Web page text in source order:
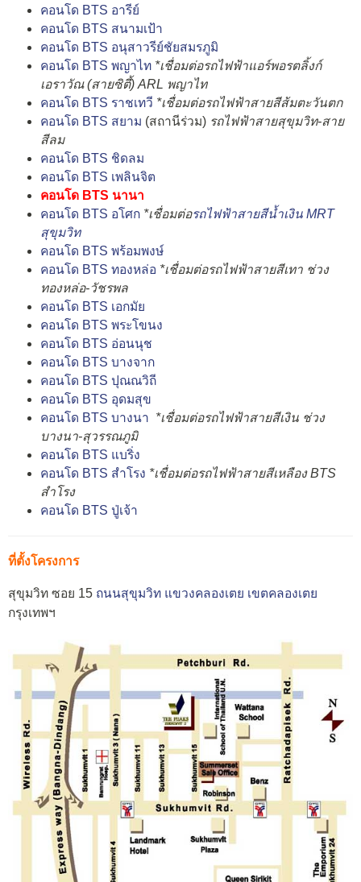
คอนโด BTS อารีย์
คอนโด BTS สนามเป้า
คอนโด BTS อนุสาวรีย์ชัยสมรภูมิ
คอนโด BTS พญาไท *เชื่อมต่อรถไฟฟ้าแอร์พอรตลิ้งก์
เอราวัณ (สายซิตี้) ARL พญาไท
คอนโด BTS ราชเทวี *เชื่อมต่อรถไฟฟ้าสายสีส้มตะวันตก
คอนโด BTS สยาม (สถานีร่วม) รถไฟฟ้าสายสุขุมวิท-สาย
สีลม
คอนโด BTS ชิดลม
คอนโด BTS เพลินจิต
คอนโด BTS นานา
คอนโด BTS อโศก *เชื่อมต่อรถไฟฟ้าสายสีน้ำเงิน MRT
สุขุมวิท
คอนโด BTS พร้อมพงษ์
คอนโด BTS ทองหล่อ *เชื่อมต่อรถไฟฟ้าสายสีเทา ช่วง
ทองหล่อ-วัชรพล
คอนโด BTS เอกมัย
คอนโด BTS พระโขนง
คอนโด BTS อ่อนนุช
คอนโด BTS บางจาก
คอนโด BTS ปุณณวิถี
คอนโด BTS อุดมสุข
คอนโด BTS บางนา *เชื่อมต่อรถไฟฟ้าสายสีเงิน ช่วง
บางนา-สุวรรณภูมิ
คอนโด BTS แบริ่ง
คอนโด BTS สำโรง *เชื่อมต่อรถไฟฟ้าสายสีเหลือง BTS
สำโรง
คอนโด BTS ปู่เจ้า
ที่ตั้งโครงการ
สุขุมวิท ซอย 15 ถนนสุขุมวิท แขวงคลองเตย เขตคลองเตย
กรุงเทพฯ